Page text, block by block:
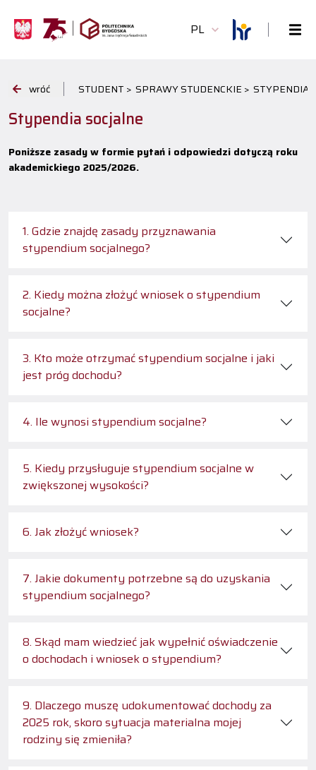
PL
wróć STUDENT > SPRAWY STUDENCKIE > STYPENDIA
Stypendia socjalne
Poniższe zasady w formie pytań i odpowiedzi dotyczą roku
akademickiego 2025/2026.
1. Gdzie znajdę zasady przyznawania
stypendium socjalnego?
2. Kiedy można złożyć wniosek o stypendium
socjalne?
3. Kto może otrzymać stypendium socjalne i jaki
jest próg dochodu?
4. Ile wynosi stypendium socjalne?
5. Kiedy przysługuje stypendium socjalne w
zwiększonej wysokości?
6. Jak złożyć wniosek?
7. Jakie dokumenty potrzebne są do uzyskania
stypendium socjalnego?
8. Skąd mam wiedzieć jak wypełnić oświadczenie
o dochodach i wniosek o stypendium?
9. Dlaczego muszę udokumentować dochody za
2025 rok, skoro sytuacja materialna mojej
rodziny się zmieniła?